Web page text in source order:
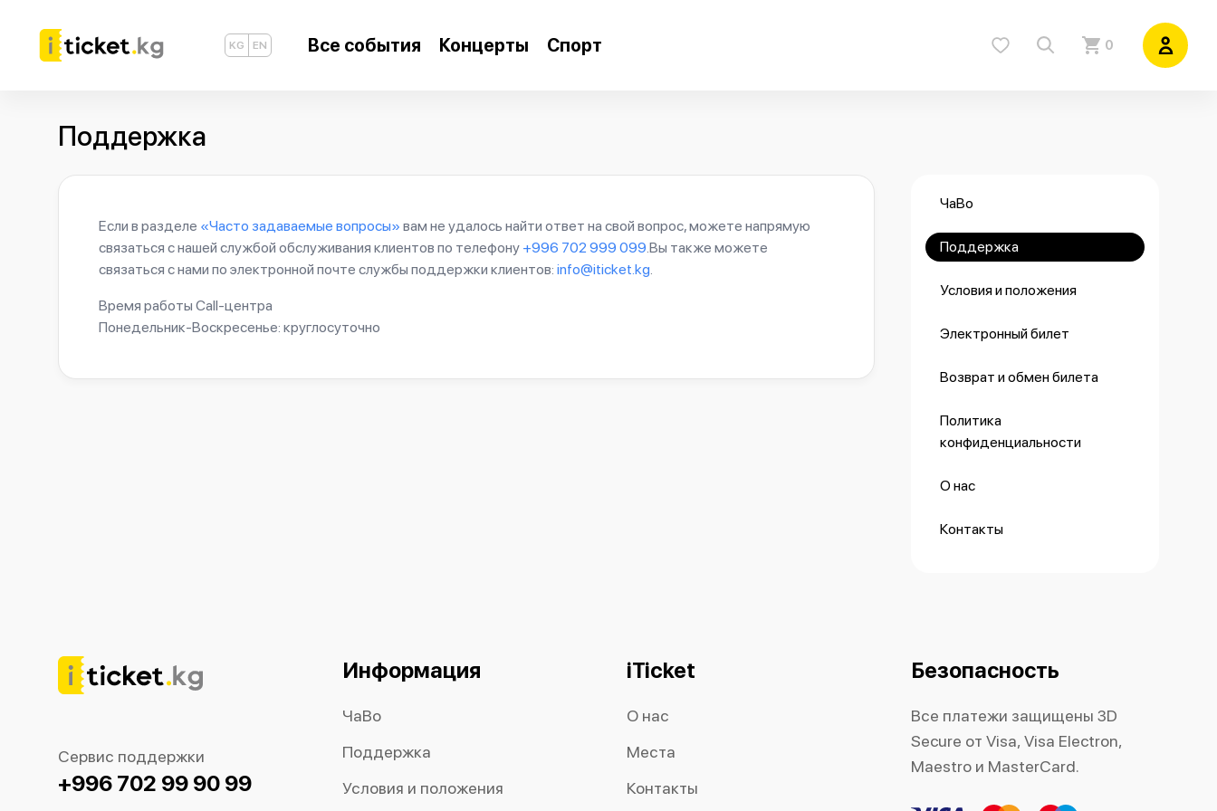
KG EN Все события Концерты Спорт 0
Поддержка
Если в разделе «Часто задаваемые вопросы» вам не удалось найти ответ на свой вопрос, можете напрямую
связаться с нашей службой обслуживания клиентов по телефону +996 702 999 099.Вы также можете
связаться с нами по электронной почте службы поддержки клиентов: info@iticket.kg.
Время работы Call-центра
Понедельник-Воскресенье: круглосуточно
ЧаВо
Поддержка
Условия и положения
Электронный билет
Возврат и обмен билета
Политика
конфиденциальности
О нас
Контакты
Сервис поддержки
+996 702 99 90 99
Информация
ЧаВо
Поддержка
Условия и положения
iTicket
О нас
Места
Контакты
Безопасность
Все платежи защищены 3D
Secure от Visa, Visa Electron,
Maestro и MasterCard.